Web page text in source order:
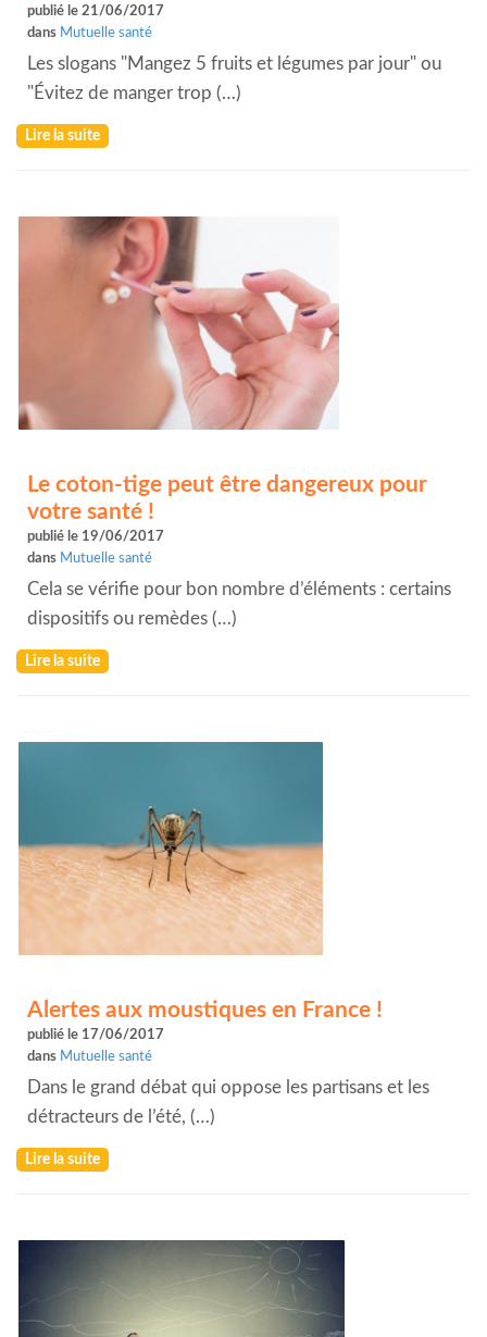
publié le 21/06/2017
dans Mutuelle santé
Les slogans "Mangez 5 fruits et légumes par jour" ou
"Évitez de manger trop (…)
Lire la suite
Le coton-tige peut être dangereux pour
votre santé !
publié le 19/06/2017
dans Mutuelle santé
Cela se vérifie pour bon nombre d’éléments : certains
dispositifs ou remèdes (…)
Lire la suite
Alertes aux moustiques en France !
publié le 17/06/2017
dans Mutuelle santé
Dans le grand débat qui oppose les partisans et les
détracteurs de l’été, (…)
Lire la suite